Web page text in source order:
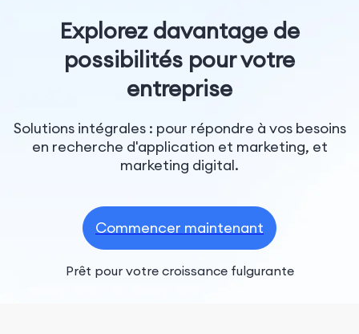
Explorez davantage de
possibilités pour votre
entreprise
Solutions intégrales : pour répondre à vos besoins
en recherche d'application et marketing, et
marketing digital.
Commencer maintenant
Prêt pour votre croissance fulgurante